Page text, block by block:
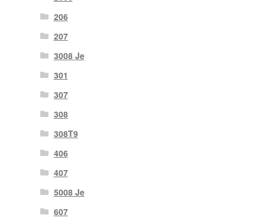
206
207
3008 Je
301
307
308
308T9
406
407
5008 Je
607